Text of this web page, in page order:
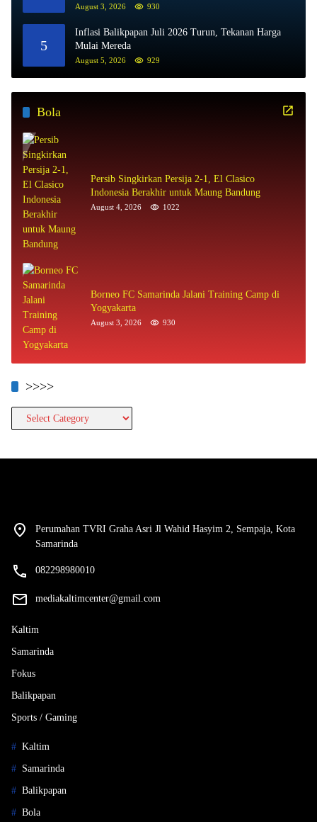
August 3, 2026 930
5
Inflasi Balikpapan Juli 2026 Turun, Tekanan Harga
Mulai Mereda
August 5, 2026 929
Bola
Persib Singkirkan Persija 2-1, El Clasico
Indonesia Berakhir untuk Maung Bandung
August 4, 2026 1022
Borneo FC Samarinda Jalani Training Camp di
Yogyakarta
August 3, 2026 930
>>>>
>>>>
Perumahan TVRI Graha Asri Jl Wahid Hasyim 2, Sempaja, Kota
Samarinda
082298980010
mediakaltimcenter@gmail.com
Kaltim
Samarinda
Fokus
Balikpapan
Sports / Gaming
Kaltim
Samarinda
Balikpapan
Bola